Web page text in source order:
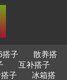
搭子
散养搭
互补搭子
子
冰箱搭